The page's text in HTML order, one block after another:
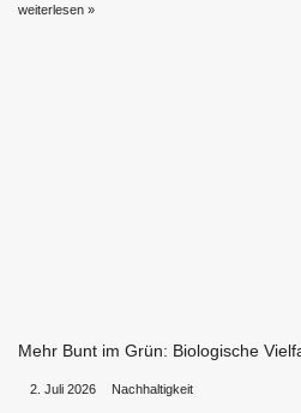
weiterlesen »
Mehr Bunt im Grün: Biologische
2. Juli 2026 Nachhaltigkeit